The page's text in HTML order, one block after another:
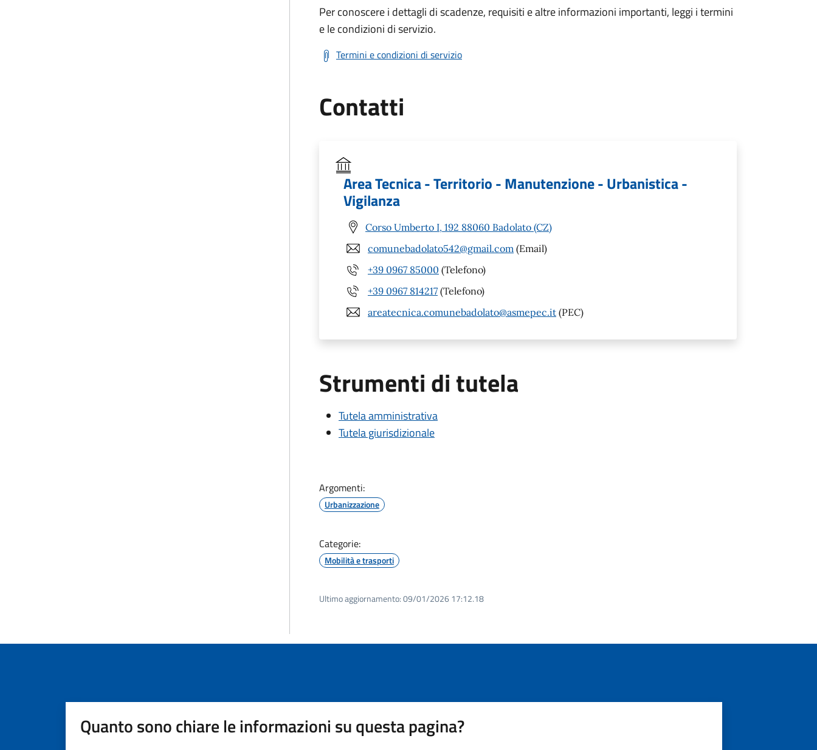
Per conoscere i dettagli di scadenze, requisiti e altre informazioni importanti, leggi i termini
e le condizioni di servizio.
Termini e condizioni di servizio
Contatti
Area Tecnica - Territorio - Manutenzione - Urbanistica -
Vigilanza
Corso Umberto I, 192 88060 Badolato (CZ)
comunebadolato542@gmail.com (Email)
+39 0967 85000 (Telefono)
+39 0967 814217 (Telefono)
areatecnica.comunebadolato@asmepec.it (PEC)
Strumenti di tutela
Tutela amministrativa
Tutela giurisdizionale
Argomenti:
Urbanizzazione
Categorie:
Mobilità e trasporti
Ultimo aggiornamento:09/01/2026 17:12.18
Quanto sono chiare le informazioni su questa pagina?